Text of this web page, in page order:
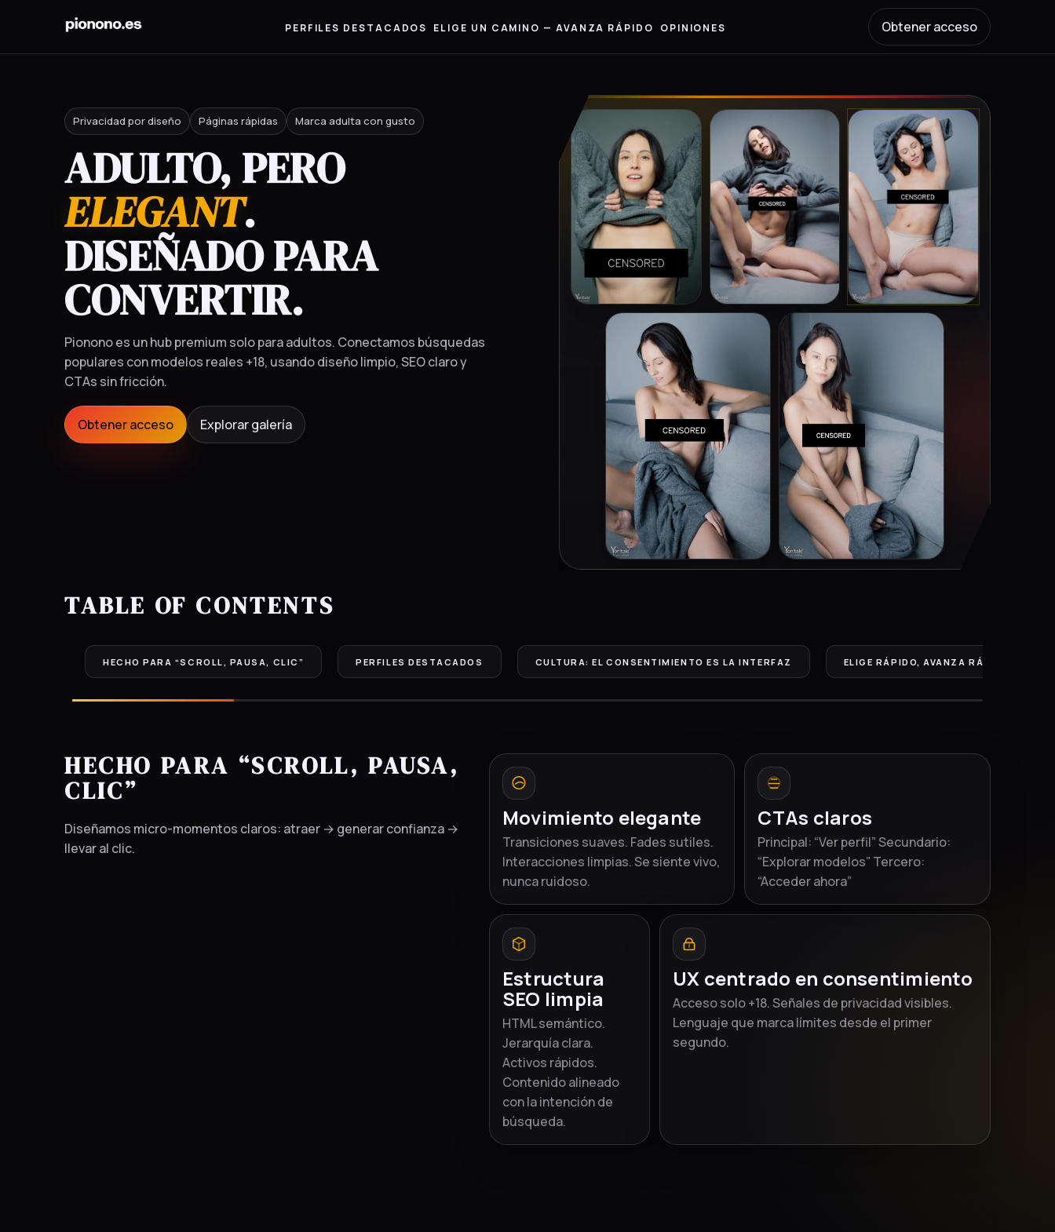
PERFILES DESTACADOS ELIGE UN CAMINO — AVANZA RÁPIDO OPINIONES Obtener acceso
Privacidad por diseño Páginas rápidas Marca adulta con gusto
ADULTO, PERO
ELEGANT.
DISEÑADO PARA
CONVERTIR.
Pionono es un hub premium solo para adultos. Conectamos búsquedas
populares con modelos reales +18, usando diseño limpio, SEO claro y
CTAs sin fricción.
Obtener acceso Explorar galería
TABLE OF CONTENTS
HECHO PARA “SCROLL, PAUSA, CLIC” PERFILES DESTACADOS CULTURA: EL CONSENTIMIENTO ES LA INTERFAZ ELIGE RÁPIDO, AVANZA RÁPIDO
HECHO PARA “SCROLL, PAUSA,
CLIC”
Diseñamos micro-momentos claros: atraer → generar confianza →
llevar al clic.
Movimiento elegante
Transiciones suaves. Fades sutiles.
Interacciones limpias. Se siente vivo,
nunca ruidoso.
CTAs claros
Principal: “Ver perfil” Secundario:
“Explorar modelos” Tercero:
“Acceder ahora”
Estructura
SEO limpia
HTML semántico.
Jerarquía clara.
Activos rápidos.
Contenido alineado
con la intención de
búsqueda.
UX centrado en consentimiento
Acceso solo +18. Señales de privacidad visibles.
Lenguaje que marca límites desde el primer
segundo.